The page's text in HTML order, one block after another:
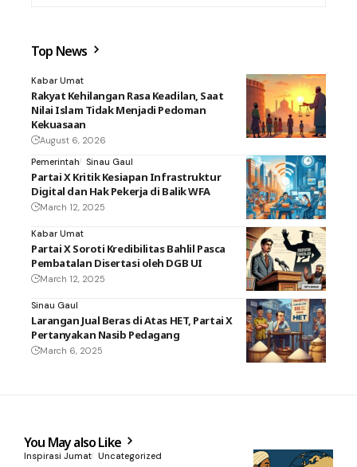
Top News
Kabar Umat
Rakyat Kehilangan Rasa Keadilan, Saat
Nilai Islam Tidak Menjadi Pedoman
Kekuasaan
August 6, 2026
Pemerintah
Sinau Gaul
Partai X Kritik Kesiapan Infrastruktur
Digital dan Hak Pekerja di Balik WFA
March 12, 2025
Kabar Umat
Partai X Soroti Kredibilitas Bahlil Pasca
Pembatalan Disertasi oleh DGB UI
March 12, 2025
Sinau Gaul
Larangan Jual Beras di Atas HET, Partai X
Pertanyakan Nasib Pedagang
March 6, 2025
You May also Like
Inspirasi Jumat Uncategorized